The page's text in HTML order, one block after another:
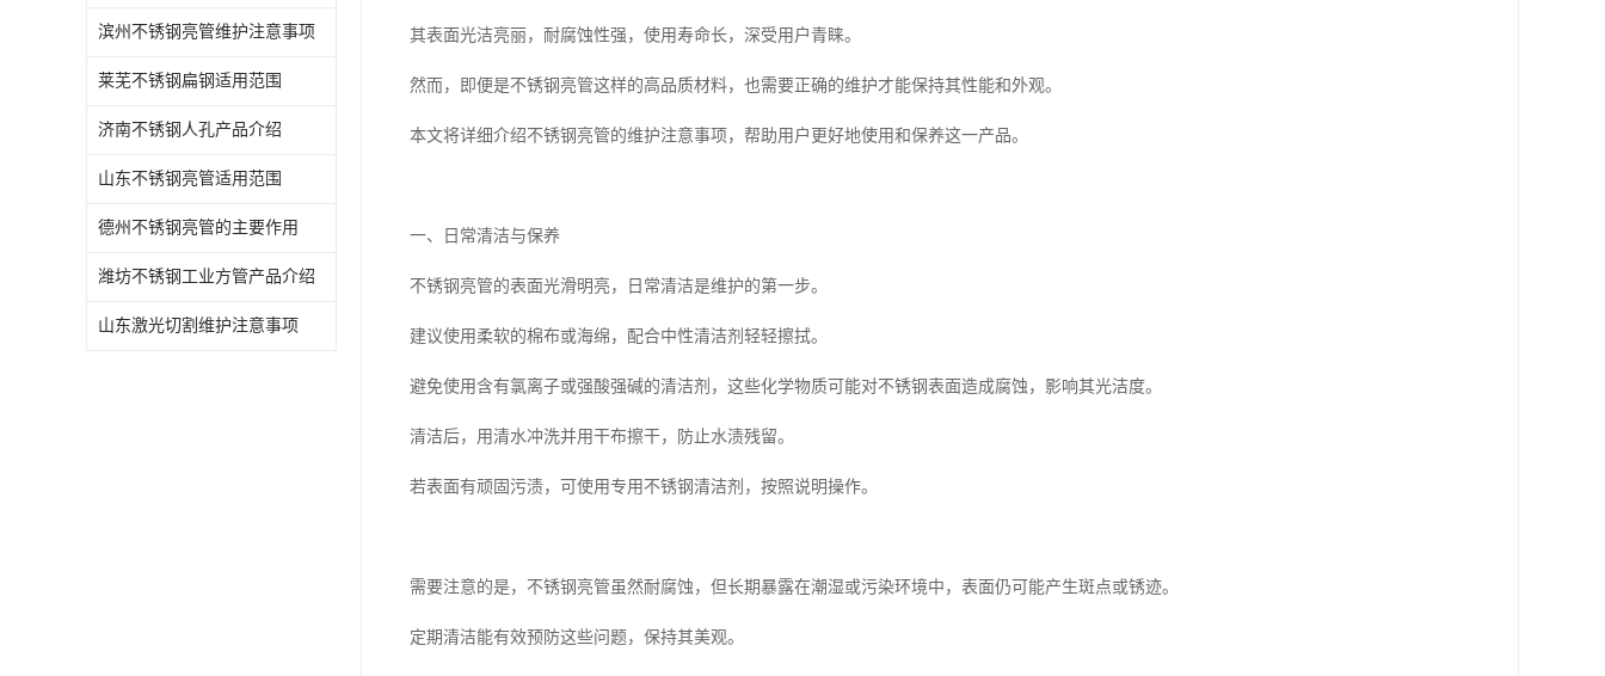
滨州不锈钢亮管维护注意事项
莱芜不锈钢扁钢适用范围
济南不锈钢人孔产品介绍
山东不锈钢亮管适用范围
德州不锈钢亮管的主要作用
潍坊不锈钢工业方管产品介绍
山东激光切割维护注意事项
其表面光洁亮丽，耐腐蚀性强，使用寿命长，深受用户青睐。
然而，即便是不锈钢亮管这样的高品质材料，也需要正确的维护才能保持其性能和外观。
本文将详细介绍不锈钢亮管的维护注意事项，帮助用户更好地使用和保养这一产品。
一、日常清洁与保养
不锈钢亮管的表面光滑明亮，日常清洁是维护的第一步。
建议使用柔软的棉布或海绵，配合中性清洁剂轻轻擦拭。
避免使用含有氯离子或强酸强碱的清洁剂，这些化学物质可能对不锈钢表面造成腐蚀，影响其光洁度。
清洁后，用清水冲洗并用干布擦干，防止水渍残留。
若表面有顽固污渍，可使用专用不锈钢清洁剂，按照说明操作。
需要注意的是，不锈钢亮管虽然耐腐蚀，但长期暴露在潮湿或污染环境中，表面仍可能产生斑点或锈迹。
定期清洁能有效预防这些问题，保持其美观。